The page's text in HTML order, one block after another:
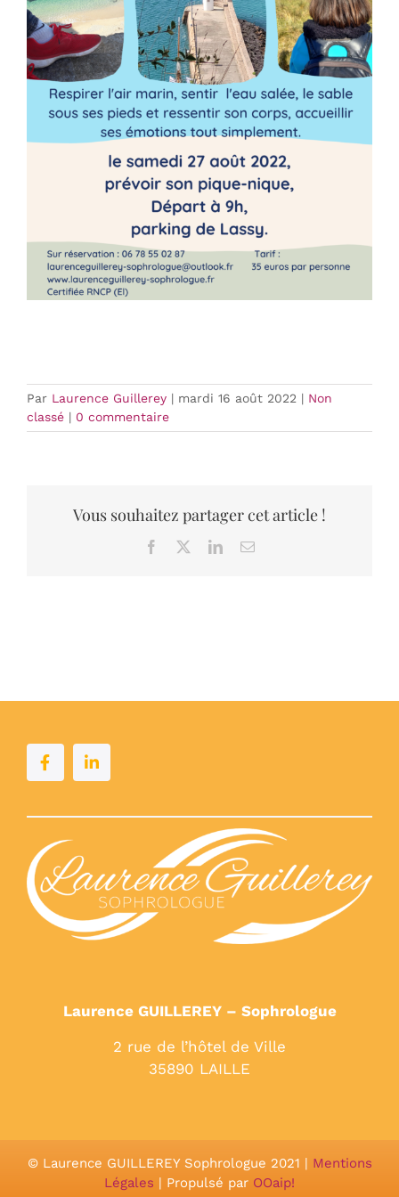
Par Laurence Guillerey | mardi 16 août 2022 | Non
classé | 0 commentaire
Vous souhaitez partager cet article !
Facebook LinkedInEmail
Laurence GUILLEREY – Sophrologue
2 rue de l’hôtel de Ville
35890 LAILLE
© Laurence GUILLEREY Sophrologue 2021 | Mentions
Légales | Propulsé par OOaip!